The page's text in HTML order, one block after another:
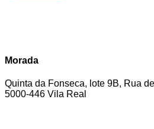
Morada
Quinta da Fonseca, lote 9B, Rua
5000-446 Vila Real